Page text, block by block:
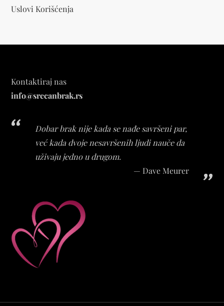
Uslovi Korišćenja
Kontaktiraj nas
info@srecanbrak.rs
Dobar brak nije kada se nađe savršeni par,
već kada dvoje nesavršenih ljudi nauče da
uživaju jedno u drugom.
Dave Meurer